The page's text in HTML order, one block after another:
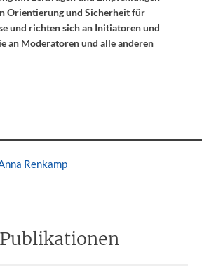
Orientierung und Sicherheit für
und richten sich an Initiatoren und
an Moderatoren und alle anderen
Renkamp
Publikationen